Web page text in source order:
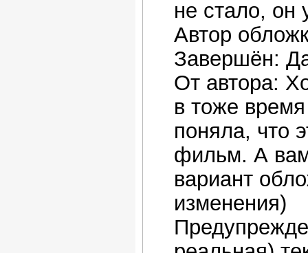
не стало, он
Автор
Завершён:
От автора:
в тоже
поняла, что
фильм. А
вариант
изменения)